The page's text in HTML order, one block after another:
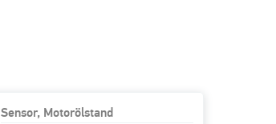
Sensor, Motorölstand